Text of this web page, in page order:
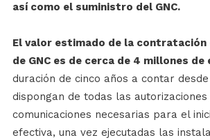
así como el suministro del GNC.
El valor estimado de la
de GNC es de cerca de 4 millones de
duración de cinco años a contar
dispongan de todas las autorizaciones
comunicaciones necesarias para el
efectiva, una vez ejecutadas las